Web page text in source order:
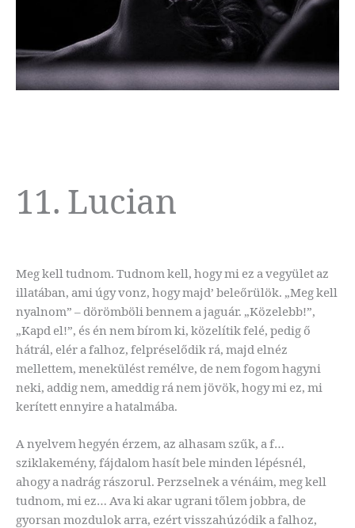
11. Lucian
Meg kell tudnom. Tudnom kell, hogy mi ez a vegyület az
illatában, ami úgy vonz, hogy majd’ beleőrülök. „Meg kell
nyalnom” – dörömböli bennem a jaguár. „Közelebb!”,
„Kapd el!”, és én nem bírom ki, közelítik felé, pedig ő
hátrál, elér a falhoz, felpréselődik rá, majd elnéz
mellettem, menekülést remélve, de nem fogom hagyni
neki, addig nem, ameddig rá nem jövök, hogy mi ez, mi
kerített ennyire a hatalmába.
A nyelvem hegyén érzem, az alhasam szűk, a f…
sziklakemény, fájdalom hasít bele minden lépésnél,
ahogy a nadrág rászorul. Perzselnek a vénáim, meg kell
tudnom, mi ez… Ava ki akar ugrani tőlem jobbra, de
gyorsan mozdulok arra, ezért visszahúzódik a falhoz,